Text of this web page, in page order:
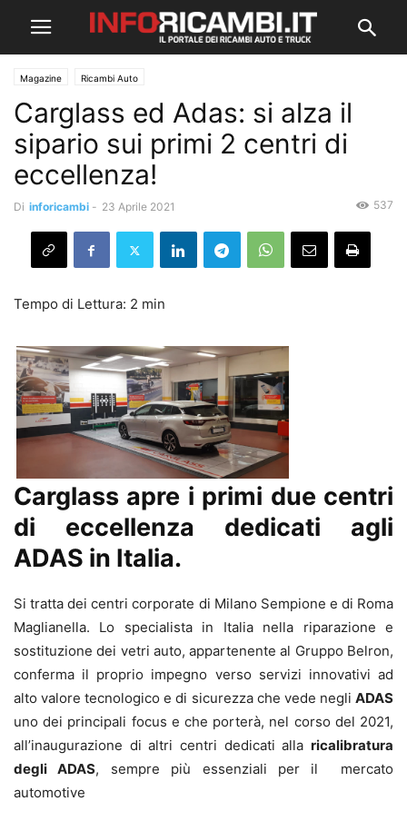
Magazine Ricambi Auto
Carglass ed Adas: si alza il
sipario sui primi 2 centri di
eccellenza!
Di inforicambi - 23 Aprile 2021 537
Carglass apre i primi due centri
di eccellenza dedicati agli
ADAS in Italia.
Si tratta dei centri corporate di Milano Sempione e di Roma
Maglianella. Lo specialista in Italia nella riparazione e
sostituzione dei vetri auto, appartenente al Gruppo Belron,
conferma il proprio impegno verso servizi innovativi ad
alto valore tecnologico e di sicurezza che vede negli ADAS
uno dei principali focus e che porterà, nel corso del 2021,
all’inaugurazione di altri centri dedicati alla ricalibratura
degli ADAS, sempre più essenziali per il mercato
automotive